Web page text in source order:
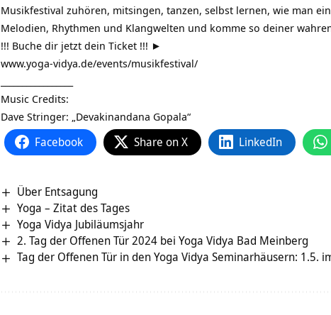
Musikfestival zuhören, mitsingen, tanzen, selbst lernen, wie man
Melodien, Rhythmen und Klangwelten und komme so deiner
!!! Buche dir jetzt dein Ticket !!! ►
www.yoga-vidya.de/events/musikfestival/
Music Credits:
Dave Stringer: „Devakinandana Gopala“
Facebook Share on X LinkedIn
Über Entsagung
Yoga – Zitat des Tages
Yoga Vidya Jubiläumsjahr
2. Tag der Offenen Tür 2024 bei Yoga Vidya Bad Meinberg
Tag der Offenen Tür in den Yoga Vidya Seminarhäusern: 1.5.